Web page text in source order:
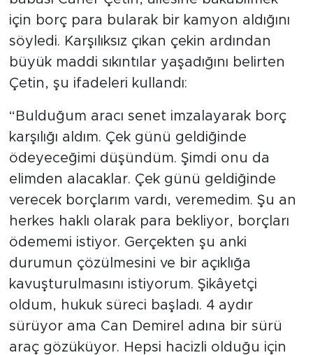
için borç para bularak bir kamyon aldığını
söyledi. Karşılıksız çıkan çekin ardından
büyük maddi sıkıntılar yaşadığını belirten
Çetin, şu ifadeleri kullandı:
“Bulduğum aracı senet imzalayarak borç
karşılığı aldım. Çek günü geldiğinde
ödeyeceğimi düşündüm. Şimdi onu da
elimden alacaklar. Çek günü geldiğinde
verecek borçlarım vardı, veremedim. Şu an
herkes haklı olarak para bekliyor, borçları
ödememi istiyor. Gerçekten şu anki
durumun çözülmesini ve bir açıklığa
kavuşturulmasını istiyorum. Şikâyetçi
oldum, hukuk süreci başladı. 4 aydır
sürüyor ama Can Demirel adına bir sürü
araç gözüküyor. Hepsi hacizli olduğu için